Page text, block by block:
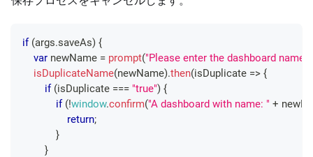
if (args.saveAs) {
var newName = prompt("Please enter the dashboard name"
isDuplicateName(newName).then(isDuplicate => {
if (isDuplicate === "true") {
if (!window.confirm("A dashboard with name: " +
return;
}
}